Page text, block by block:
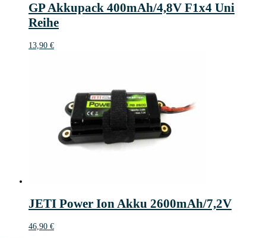
GP Akkupack 400mAh/4,8V F1x4 Uni
Reihe
13,90 €
JETI Power Ion Akku 2600mAh/7,2V
46,90 €